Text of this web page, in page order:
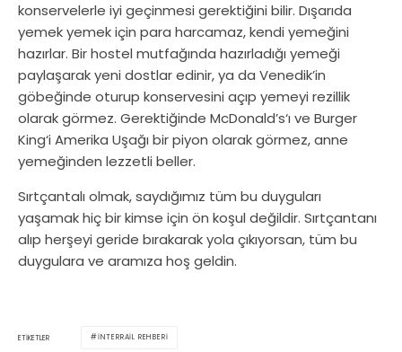
konservelerle iyi geçinmesi gerektiğini bilir. Dışarıda
yemek yemek için para harcamaz, kendi yemeğini
hazırlar. Bir hostel mutfağında hazırladığı yemeği
paylaşarak yeni dostlar edinir, ya da Venedik’in
göbeğinde oturup konservesini açıp yemeyi rezillik
olarak görmez. Gerektiğinde McDonald’s‘ı ve Burger
King‘i Amerika Uşağı bir piyon olarak görmez, anne
yemeğinden lezzetli beller.
Sırtçantalı olmak, saydığımız tüm bu duyguları
yaşamak hiç bir kimse için ön koşul değildir. Sırtçantanı
alıp herşeyi geride bırakarak yola çıkıyorsan, tüm bu
duygulara ve aramıza hoş geldin.
ETIKETLER INTERRAIL REHBERI